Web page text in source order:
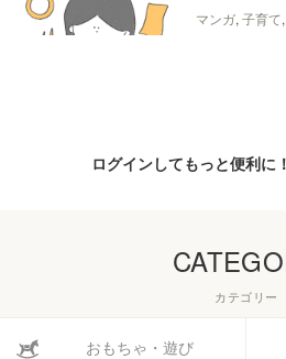
マンガ,子育て,
ログインしてもっと便利に！
カテゴリー
おもちゃ・遊び